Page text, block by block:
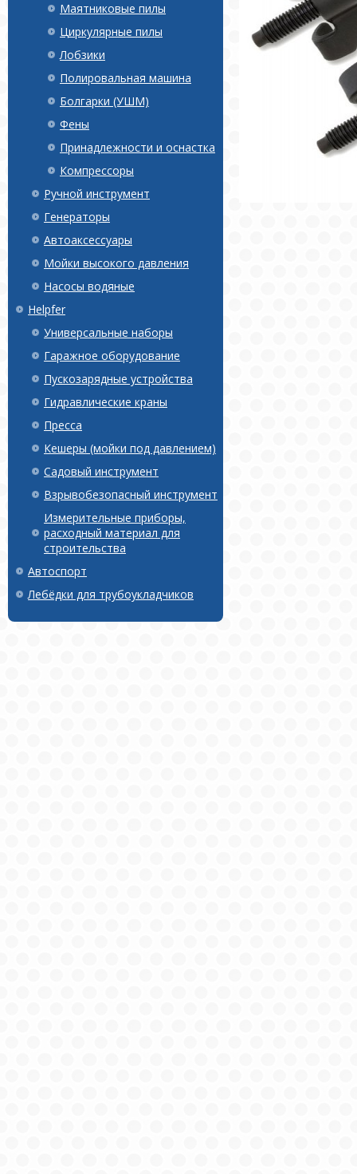
Маятниковые пилы
Циркулярные пилы
Лобзики
Полировальная машина
Болгарки (УШМ)
Фены
Принадлежности и оснастка
Компрессоры
Ручной инструмент
Генераторы
Автоаксессуары
Мойки высокого давления
Насосы водяные
Helpfer
Универсальные наборы
Гаражное оборудование
Пускозарядные устройства
Гидравлические краны
Пресса
Кешеры (мойки под давлением)
Садовый инструмент
Взрывобезопасный инструмент
Измерительные приборы,
расходный материал для
строительства
Автоспорт
Лебёдки для трубоукладчиков